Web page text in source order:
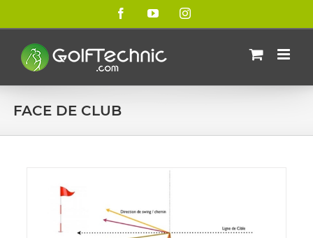
au
contenu
FacebookYouTubeInstagram
FACE DE CLUB